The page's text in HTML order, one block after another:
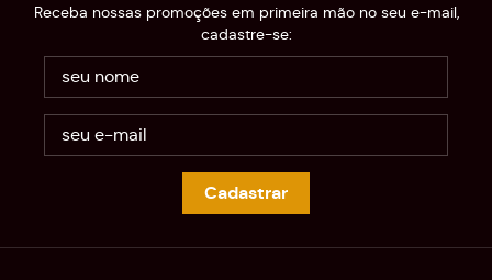
Receba nossas promoções em primeira mão no seu e-mail,
cadastre-se:
Cadastrar